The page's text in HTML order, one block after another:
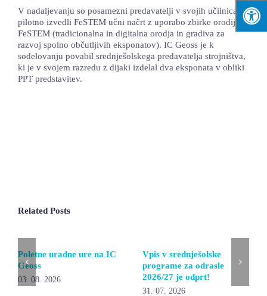
V nadaljevanju so posamezni predavatelji v svojih učilnicah
pilotno izvedli FeSTEM učni načrt z uporabo zbirke orodij
FeSTEM (tradicionalna in digitalna orodja in gradiva za
razvoj spolno občutljivih eksponatov). IC Geoss je k
sodelovanju povabil srednješolskega predavatelja strojništva,
ki je v svojem razredu z dijaki izdelal dva eksponata v obliki
PPT predstavitev.
Related Posts
Poletne uradne ure na IC
Geoss
03. 08. 2026
Vpis v srednješolske
programe za odrasle
2026/27 je odprt!
31. 07. 2026